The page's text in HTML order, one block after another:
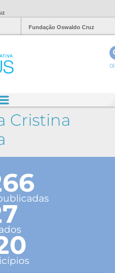
Fundação Oswaldo Cruz
Cristina